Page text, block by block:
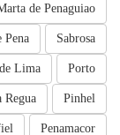
de Penaguiao
Sabrosa
Pena
Porto
Lima
Pinhel
Regua
Penamacor